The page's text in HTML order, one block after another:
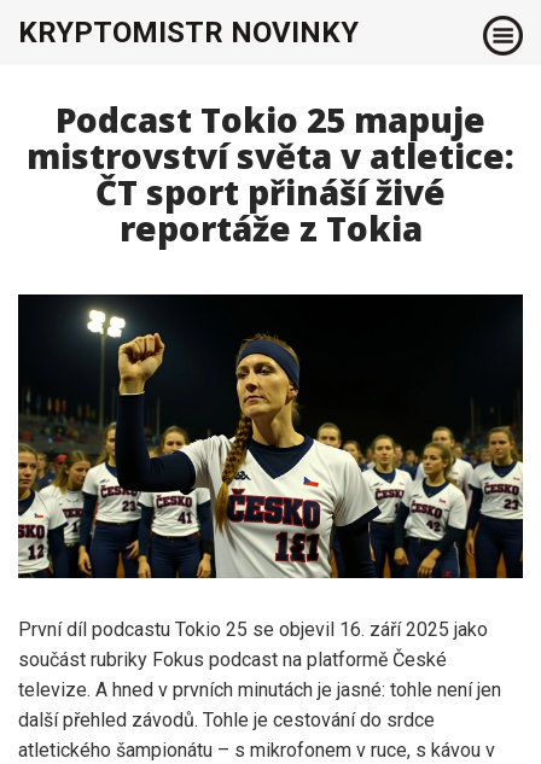
KRYPTOMISTR NOVINKY
Podcast Tokio 25 mapuje
mistrovství světa v atletice:
ČT sport přináší živé
reportáže z Tokia
První díl podcastu Tokio 25 se objevil 16. září 2025 jako
součást rubriky Fokus podcast na platformě České
televize. A hned v prvních minutách je jasné: tohle není jen
další přehled závodů. Tohle je cestování do srdce
atletického šampionátu – s mikrofonem v ruce, s kávou v